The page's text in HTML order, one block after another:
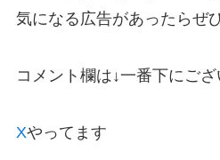
気になる広告があったらぜ
コメント欄は↓一番下にござ
Xやってます